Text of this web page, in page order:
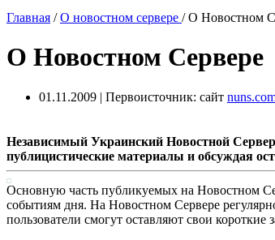
Главная /О новостном сервере /О Новостном
О Новостном Сервере
01.11.2009 | Первоисточник: сайт
Независимый Украинский Новостной
публицистические материалы и обсуждая
Основную часть публикуемых на Новостном
событиям дня. На Новостном Сервере
пользователи смогут оставляют свои короткие